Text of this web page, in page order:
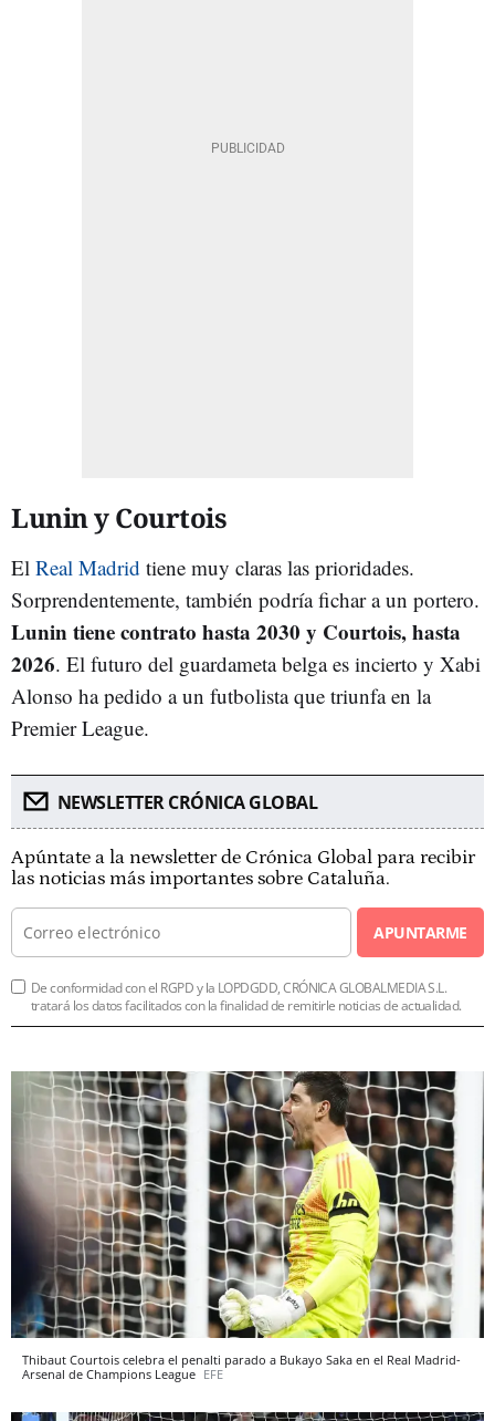
Lunin y Courtois
El Real Madrid tiene muy claras las prioridades.
Sorprendentemente, también podría fichar a un portero.
Lunin tiene contrato hasta 2030 y Courtois, hasta
2026. El futuro del guardameta belga es incierto y Xabi
Alonso ha pedido a un futbolista que triunfa en la
Premier League.
NEWSLETTER CRÓNICA GLOBAL
Apúntate a la newsletter de Crónica Global para recibir
las noticias más importantes sobre Cataluña.
APUNTARME
De conformidad con el RGPD y la LOPDGDD, CRÓNICA GLOBALMEDIA S.L.
tratará los datos facilitados con la finalidad de remitirle noticias de actualidad.
Thibaut Courtois celebra el penalti parado a Bukayo Saka en el Real Madrid-
Arsenal de Champions League EFE